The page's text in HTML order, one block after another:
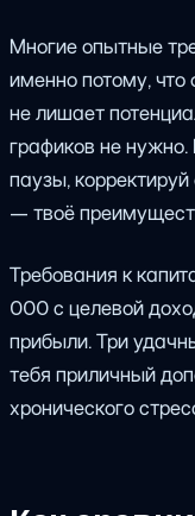
Многие опытные
именно потому, что
не лишает
графиков не
паузы,
— твоё
Требования к
000 с целевой
прибыли. Три
тебя приличный
хронического